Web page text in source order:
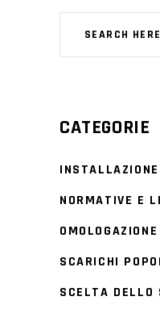
CATEGORIE
NORMATIVE E
SCARICHI
SCELTA DELLO